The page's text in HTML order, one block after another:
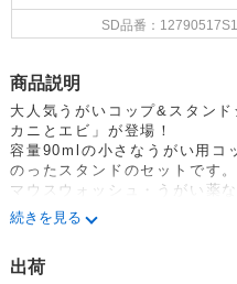
SD品番：12790517S1
商品説明
大人気うがいコップ&スタン
カニとエビ」が登場！
容量90mlの小さなうがい用コ
のったスタンドのセットです。
マウスウォッシュ・うがい薬
割れにくいプラ製コップなの
すすめです。
続きを見る
出荷